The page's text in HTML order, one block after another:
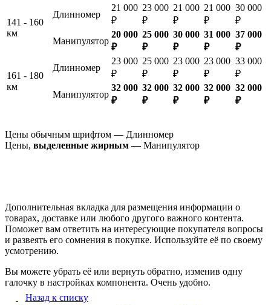
141 - 160
км
Длинномер
21 000
₽
23 000
₽
21 000
₽
21 000
₽
30 000
₽
Манипулятор
20 000
₽
25 000
₽
30 000
₽
31 000
₽
37 000
₽
161 - 180
км
Длинномер
23 000
₽
25 000
₽
23 000
₽
23 000
₽
33 000
₽
Манипулятор
32 000
₽
32 000
₽
32 000
₽
32 000
₽
32 000
₽
Цены обычным шрифтом — Длинномер
Цены, выделенные жирным — Манипулятор
Дополнительная вкладка для размещения информации о
товарах, доставке или любого другого важного контента.
Поможет вам ответить на интересующие покупателя вопросы
и развеять его сомнения в покупке. Используйте её по своему
усмотрению.
Вы можете убрать её или вернуть обратно, изменив одну
галочку в настройках компонента. Очень удобно.
Назад к списку